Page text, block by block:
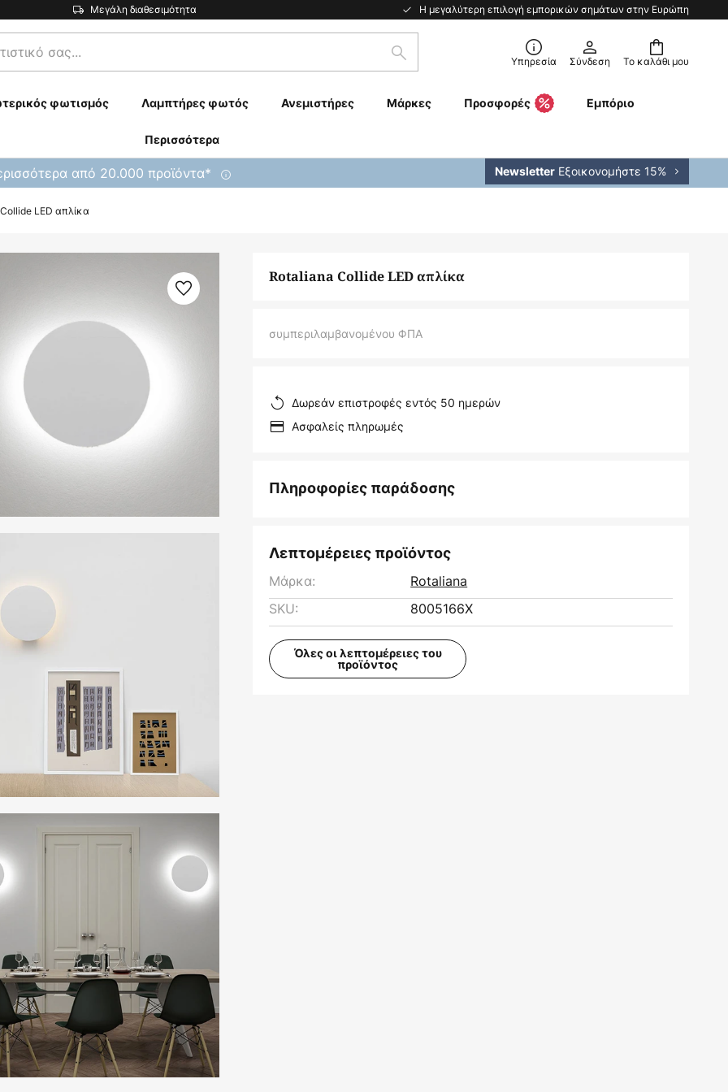
Μεγάλη διαθεσιμότητα Η μεγαλύτερη επιλογή εμπορικών σημάτων στην Ευρώπη
Το καλάθι μου
Αναζήτηση Υπηρεσία Σύνδεση
φωτισμός Λαμπτήρες φωτός Ανεμιστήρες Μάρκες Προσφορές Εμπόριο
Περισσότερα
από 20.000 προϊόντα* Newsletter Εξοικονομήστε 15%
LED απλίκα
Rotaliana Collide LED απλίκα
συμπεριλαμβανομένου ΦΠΑ
Δωρεάν επιστροφές εντός 50 ημερών
Ασφαλείς πληρωμές
Πληροφορίες παράδοσης
Λεπτομέρειες προϊόντος
Μάρκα:
Rotaliana
SKU:
8005166X
Όλες οι λεπτομέρειες του
προϊόντος